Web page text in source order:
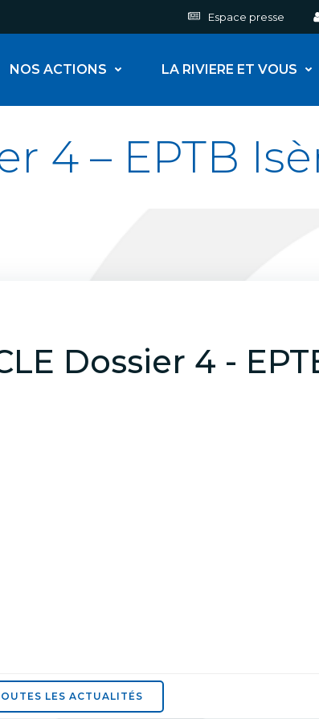
Espace presse
NOS ACTIONS LA RIVIERE ET VOUS
4 – EPTB
Dossier 4 -
LES ACTUALITÉS